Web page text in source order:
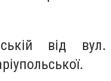
від вул.